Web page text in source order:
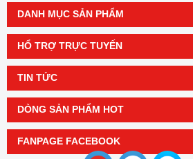
DANH MỤC SẢN PHẨM
HỔ TRỢ TRỰC TUYẾN
TIN TỨC
DÒNG SẢN PHẨM HOT
FANPAGE FACEBOOK